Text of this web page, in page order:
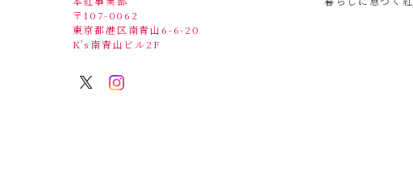
〒107-0062
東京都港区南青山6-6-20
K's南青山ビル2F